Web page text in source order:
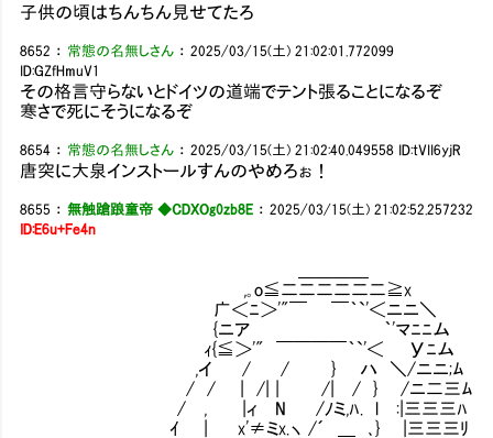
子供の頃はちんちん見せてたろ
8652 ： 常態の名無しさん ：2025/03/15(土) 21:02:01.772099
ID:GZfHmuV1
その格言守らないとドイツの道端でテント張ることになるぞ
寒さで死にそうになるぞ
8654 ： 常態の名無しさん ：2025/03/15(土) 21:02:40.049558 ID:tVII6yjR
唐突に大泉インストールすんのやめろぉ！
8655 ：無触蹌踉童帝 ◆CDXOg0zb8E ：2025/03/15(土) 21:02:52.257232
ID:E6u+Fe4n
,｡o≦二二二二二二≧x
广＜ﾆ＞'"￣ ￣｀`'＜ニニ＼
{ニア ｀'マﾆﾆム
ｨ{≦＞'" ￣￣￣￣｀`'＜ Уﾆム
,イ / / } ハ ＼/ニニ;ﾑ
/ / | /| | /| / } /ニ二三ﾑ
/ , |ィ N /ﾉミ,ﾊ. l :|三三三ﾊ
ｲ | x'≠ミx.ヽ /´ ＿ ､} |三三三ﾘ